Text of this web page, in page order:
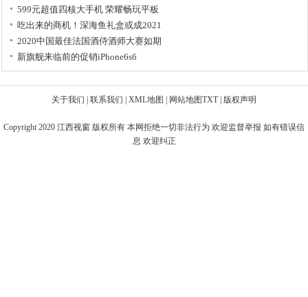
599元超值四核大手机 荣耀畅玩平板
吃出来的商机！深海鱼礼盒或成2021
2020中国最佳法国酒侍酒师大赛如期
新旗舰来临前的促销iPhone6s6
关于我们 联系我们 XML地图 网站地图TXT| 版权声明
Copyright 2020 江西视窗 版权所有 本网拒绝一切非法行为 欢迎监督举报 如有错误信
息 欢迎纠正